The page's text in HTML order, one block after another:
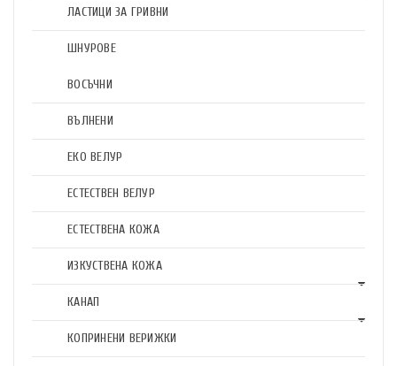
ЛАСТИЦИ ЗА ГРИВНИ
ШНУРОВЕ
ВОСЪЧНИ
ВЪЛНЕНИ
ЕКО ВЕЛУР
ЕСТЕСТВЕН ВЕЛУР
ЕСТЕСТВЕНА КОЖА
ИЗКУСТВЕНА КОЖА
КАНАП
КОПРИНЕНИ ВЕРИЖКИ